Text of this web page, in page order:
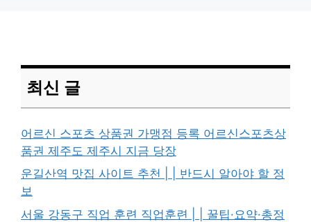
최신 글
어르신 스포츠 상품권 가맹점 등록 어르신스포츠상
품권 제주도 제주시 지금 당장
운길산역 맛집 사이트 추천 | | 반드시 알아야 할 정
보
서울 강동구 직업 훈련 직업훈련 | | 꿀팁·요약·총정